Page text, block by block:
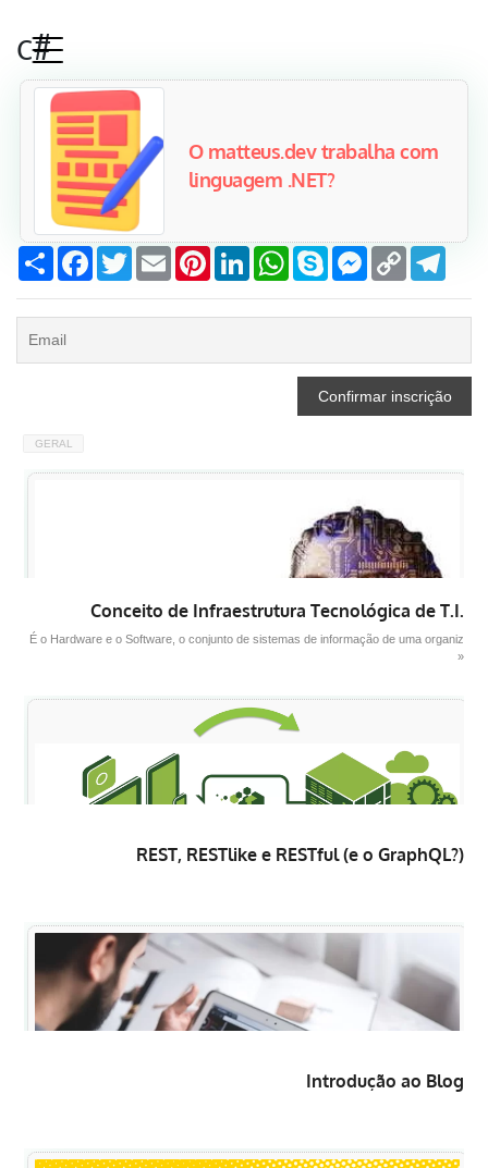
Compartilhar
Facebook
TwitterEmailPinterestLinkedInWhatsApp
SkypeMessenger
Copy
Link
GERAL
Conceito de Infraestrutura Tecnológica de T.I.
É o Hardware e o Software, o conjunto de sistemas de informação de uma organiz
»
REST, RESTlike e RESTful (e o GraphQL?)
Introdução ao Blog
c#
O matteus.dev trabalha com
linguagem .NET?